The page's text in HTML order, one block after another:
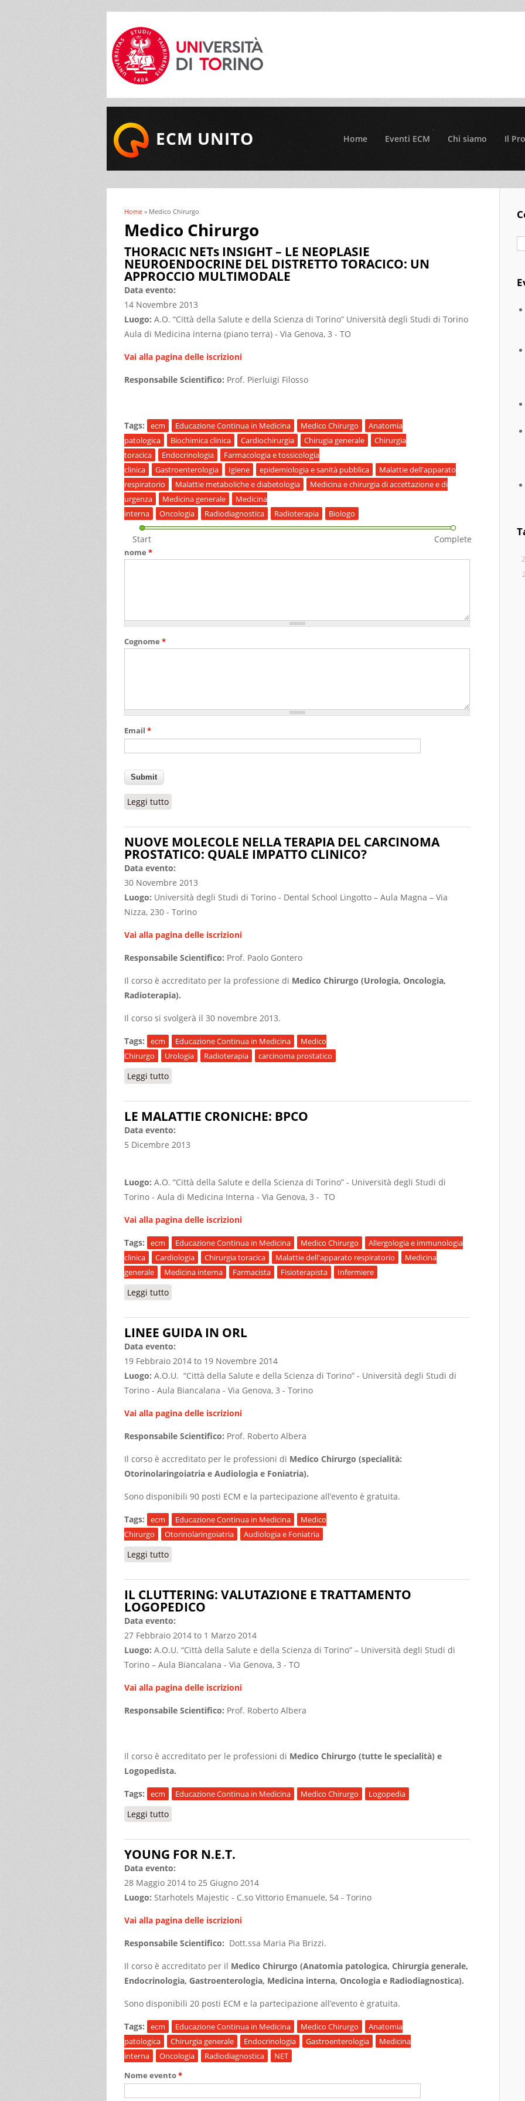
ECM UNITO Home Eventi ECM Chi siamo Il
Tu sei qui
Home » Medico Chirurgo
Medico Chirurgo
THORACIC NETs INSIGHT – LE NEOPLASIE
NEUROENDOCRINE DEL DISTRETTO TORACICO: UN
APPROCCIO MULTIMODALE
Data evento:
14 Novembre 2013
Luogo: A.O. “Città della Salute e della Scienza di Torino” Università degli Studi di Torino
Aula di Medicina interna (piano terra) - Via Genova, 3 - TO
Vai alla pagina delle iscrizioni
Responsabile Scientifico: Prof. Pierluigi Filosso
Tags: ecm Educazione Continua in Medicina Medico Chirurgo
Anatomia
patologica
Biochimica clinica Cardiochirurgia Chirugia generale
Chirurgia
toracica
Endocrinologia
Farmacologia e tossicologia
clinica
Gastroenterologia Igiene epidemiologia e sanità pubblica
Malattie dell'apparato
respiratorio
Malattie metaboliche e diabetologia
Medicina e chirurgia di accettazione e di
urgenza
Medicina generale
Medicina
interna
Oncologia Radiodiagnostica Radioterapia Biologo
Start Complete
nome *
Cognome *
Email *
Leggi tutto
NUOVE MOLECOLE NELLA TERAPIA DEL CARCINOMA
PROSTATICO: QUALE IMPATTO CLINICO?
Data evento:
30 Novembre 2013
Luogo: Università degli Studi di Torino - Dental School Lingotto – Aula Magna – Via
Nizza, 230 - Torino
Vai alla pagina delle iscrizioni
Responsabile Scientifico: Prof. Paolo Gontero
Il corso è accreditato per la professione di Medico Chirurgo (Urologia, Oncologia,
Radioterapia).
Il corso si svolgerà il 30 novembre 2013.
Tags: ecm Educazione Continua in Medicina
Medico
Chirurgo
Urologia Radioterapia carcinoma prostatico
Leggi tutto
LE MALATTIE CRONICHE: BPCO
Data evento:
5 Dicembre 2013
Luogo: A.O. “Città della Salute e della Scienza di Torino” - Università degli Studi di
Torino - Aula di Medicina Interna - Via Genova, 3 - TO
Vai alla pagina delle iscrizioni
Tags: ecm Educazione Continua in Medicina Medico Chirurgo
Allergologia e immunologia
clinica
Cardiologia Chirurgia toracica Malattie dell'apparato respiratorio
Medicina
generale
Medicina interna Farmacista Fisioterapista Infermiere
Leggi tutto
LINEE GUIDA IN ORL
Data evento:
19 Febbraio 2014 to 19 Novembre 2014
Luogo: A.O.U. “Città della Salute e della Scienza di Torino” - Università degli Studi di
Torino - Aula Biancalana - Via Genova, 3 - Torino
Vai alla pagina delle iscrizioni
Responsabile Scientifico: Prof. Roberto Albera
Il corso è accreditato per le professioni di Medico Chirurgo (specialità:
Otorinolaringoiatria e Audiologia e Foniatria).
Sono disponibili 90 posti ECM e la partecipazione all’evento è gratuita.
Tags: ecm Educazione Continua in Medicina
Medico
Chirurgo
Otorinolaringoiatria Audiologia e Foniatria
Leggi tutto
IL CLUTTERING: VALUTAZIONE E TRATTAMENTO
LOGOPEDICO
Data evento:
27 Febbraio 2014 to 1 Marzo 2014
Luogo: A.O.U. “Città della Salute e della Scienza di Torino” – Università degli Studi di
Torino – Aula Biancalana - Via Genova, 3 - TO
Vai alla pagina delle iscrizioni
Responsabile Scientifico: Prof. Roberto Albera
Il corso è accreditato per le professioni di Medico Chirurgo (tutte le specialità) e
Logopedista.
Tags: ecm Educazione Continua in Medicina Medico Chirurgo Logopedia
Leggi tutto
YOUNG FOR N.E.T.
Data evento:
28 Maggio 2014 to 25 Giugno 2014
Luogo: Starhotels Majestic - C.so Vittorio Emanuele, 54 - Torino
Vai alla pagina delle iscrizioni
Responsabile Scientifico: Dott.ssa Maria Pia Brizzi.
Il corso è accreditato per il Medico Chirurgo (Anatomia patologica, Chirurgia generale,
Endocrinologia, Gastroenterologia, Medicina interna, Oncologia e Radiodiagnostica).
Sono disponibili 20 posti ECM e la partecipazione all’evento è gratuita.
Tags: ecm Educazione Continua in Medicina Medico Chirurgo
Anatomia
patologica
Chirurgia generale Endocrinologia Gastroenterologia
Medicina
interna
Oncologia Radiodiagnostica
NET
Nome evento*